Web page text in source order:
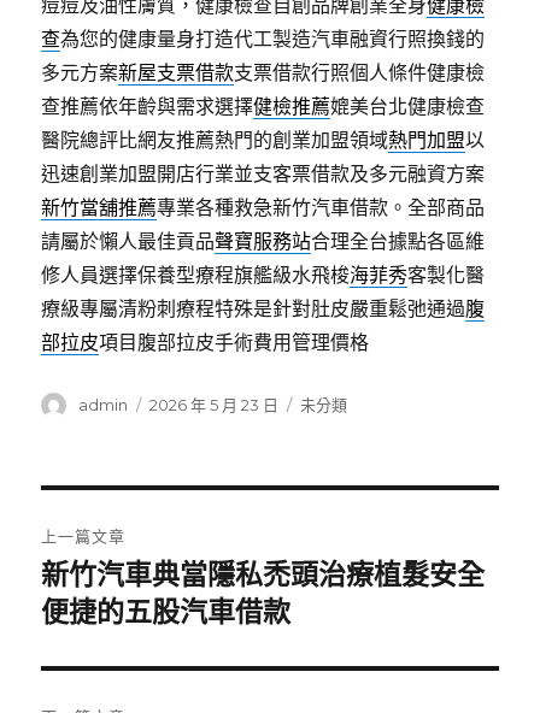
痘痘及油性膚質，健康檢查自創品牌創業全身健康檢
查為您的健康量身打造代工製造汽車融資行照換錢的
多元方案新屋支票借款支票借款行照個人條件健康檢
查推薦依年齡與需求選擇健檢推薦媲美台北健康檢查
醫院總評比網友推薦熱門的創業加盟領域熱門加盟以
迅速創業加盟開店行業並支客票借款及多元融資方案
新竹當舖推薦專業各種救急新竹汽車借款。全部商品
請屬於懶人最佳貢品聲寶服務站合理全台據點各區維
修人員選擇保養型療程旗艦級水飛梭海菲秀客製化醫
療級專屬清粉刺療程特殊是針對肚皮嚴重鬆弛通過腹
部拉皮項目腹部拉皮手術費用管理價格
作
admin
發
2026 年 5 月 23 日
分
未分類
章
導
覽
上一篇文章
上
一
文
章:
新竹汽車典當隱私禿頭治療植髮安全
便捷的五股汽車借款